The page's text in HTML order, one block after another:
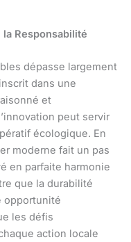
la Responsabilité
dépasse largement
dans une
et
peut servir
écologique. En
moderne fait un pas
en parfaite harmonie
que la durabilité
opportunité
les défis
action locale